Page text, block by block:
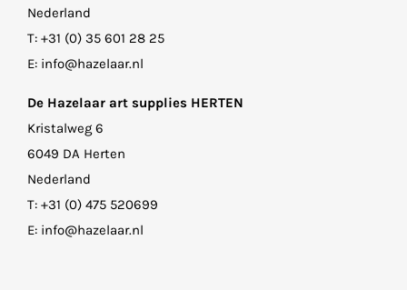
Nederland
T: +31 (0) 35 601 28 25
E: info@hazelaar.nl
De Hazelaar art supplies HERTEN
Kristalweg 6
6049 DA Herten
Nederland
T: +31 (0) 475 520699
E: info@hazelaar.nl